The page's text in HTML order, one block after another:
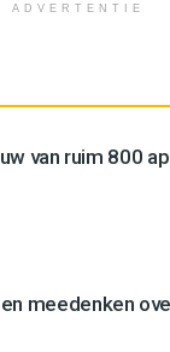
ADVERTENTIE
van ruim 800
meedenken